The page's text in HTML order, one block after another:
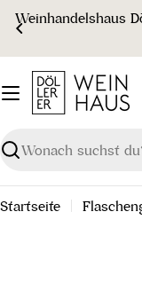
Zum
Inhalt
springen
Weinhandelshaus
Suchen
Startseite